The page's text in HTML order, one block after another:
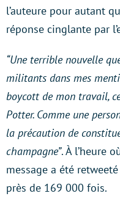
l’auteure pour autant
réponse cinglante par
“Une terrible nouvelle
militants dans mes
boycott de mon travail,
Potter. Comme une
la précaution de
champagne”. À l’heure
message a été
près de 169 000 fois.